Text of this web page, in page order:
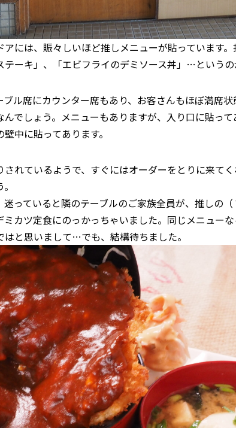
には、賑々しいほど推しメニューが貼っています
ーキ」、「エビフライのデミソース丼」…というの
ル席にカウンター席もあり、お客さんもほぼ満席
んでしょう。メニューもありますが、入り口に貼っ
中に貼ってあります。
れているようで、すぐにはオーダーをとりに来て
迷っていると隣のテーブルのご家族全員が、推しの
カツ定食にのっかっちゃいました。同じメニュー
と思いまして…でも、結構待ちました。